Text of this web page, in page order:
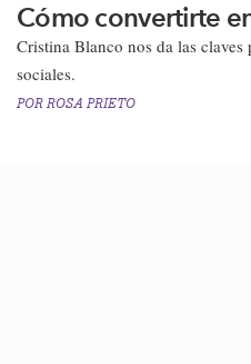
Cómo convertirte
​Cristina Blanco nos da las claves
sociales.
POR ROSA PRIETO